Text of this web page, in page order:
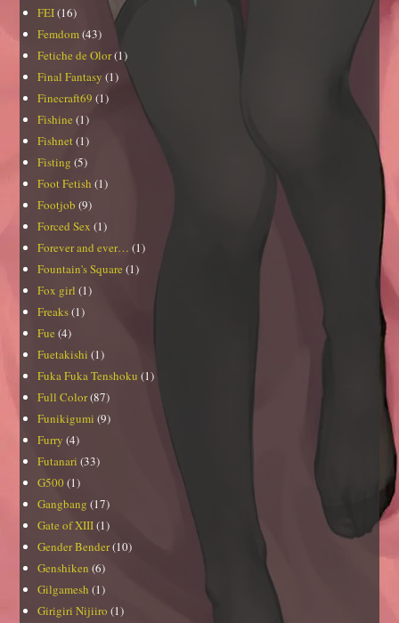
FEI(16)
Femdom(43)
Fetiche de Olor(1)
Final Fantasy (1)
Finecraft69 (1)
Fishine (1)
Fishnet (1)
Fisting (5)
Foot Fetish (1)
Footjob (9)
Forced Sex (1)
Forever and ever… (1)
Fountain's Square (1)
Fox girl (1)
Freaks(1)
Fue (4)
Fuetakishi (1)
Fuka Fuka Tenshoku (1)
Full Color(87)
Funikigumi (9)
Furry (4)
Futanari (33)
G500 (1)
Gangbang (17)
Gate of XIII(1)
Gender Bender(10)
Genshiken (6)
Gilgamesh (1)
Girigiri Nijiiro (1)